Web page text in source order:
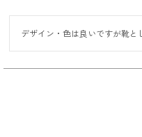
デザイン・色は良いですが靴と